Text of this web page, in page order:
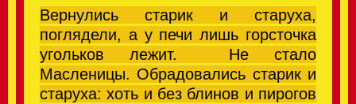
Вернулись старик и старуха,
поглядели, а у печи лишь горсточка
угольков лежит. Не стало
Масленицы. Обрадовались старик и
старуха: хоть и без блинов и пирогов